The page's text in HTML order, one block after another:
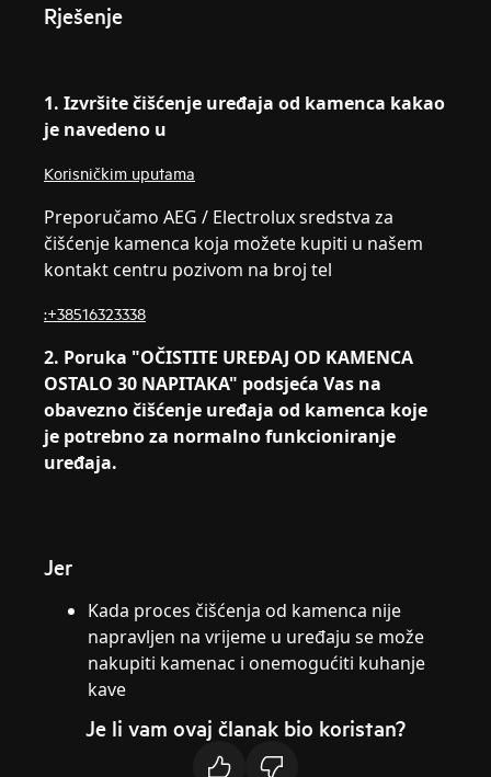
Rješenje
1. Izvršite čišćenje uređaja od kamenca kakao
je navedeno u
Korisničkim uputama
Preporučamo AEG / Electrolux sredstva za
čišćenje kamenca koja možete kupiti u našem
kontakt centru pozivom na broj tel
:+38516323338
2. Poruka "OČISTITE UREĐAJ OD KAMENCA
OSTALO 30 NAPITAKA" podsjeća Vas na
obavezno čišćenje uređaja od kamenca koje
je potrebno za normalno funkcioniranje
uređaja.
Jer
Kada proces čišćenja od kamenca nije
napravljen na vrijeme u uređaju se može
nakupiti kamenac i onemogućiti kuhanje
kave
Je li vam ovaj članak bio koristan?